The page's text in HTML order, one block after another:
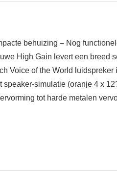
behuizing – Nog
High Gain levert een
Voice of the World
simulatie (oranje 4 x
tot harde metalen